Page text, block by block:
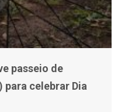
passeio de
para celebrar Dia